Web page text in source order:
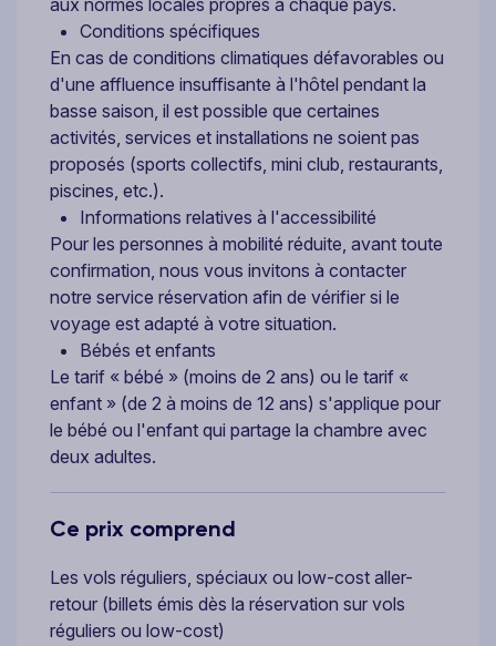
Conditions spécifiques
En cas de conditions climatiques défavorables ou
d'une affluence insuffisante à l'hôtel pendant la
basse saison, il est possible que certaines
activités, services et installations ne soient pas
proposés (sports collectifs, mini club, restaurants,
piscines, etc.).
Informations relatives à l'accessibilité
Pour les personnes à mobilité réduite, avant toute
confirmation, nous vous invitons à contacter
notre service réservation afin de vérifier si le
voyage est adapté à votre situation.
Bébés et enfants
Le tarif « bébé » (moins de 2 ans) ou le tarif «
enfant » (de 2 à moins de 12 ans) s'applique pour
le bébé ou l'enfant qui partage la chambre avec
deux adultes.
Ce prix comprend
Les vols réguliers, spéciaux ou low-cost aller-
retour (billets émis dès la réservation sur vols
réguliers ou low-cost)